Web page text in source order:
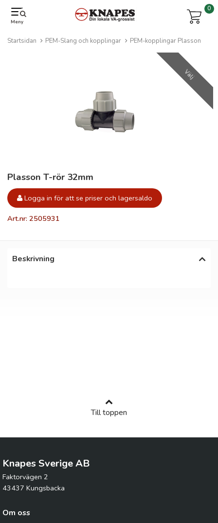
Meny
0
Startsidan PEM-Slang och kopplingar PEM-kopplingar Plasson
Välj
Plasson T-rör 32mm
Logga in för att se priser och lagersaldo
Art.nr: 2505931
Beskrivning
Till toppen
Knapes Sverige AB
Faktorvägen 2
43437 Kungsbacka
Om oss